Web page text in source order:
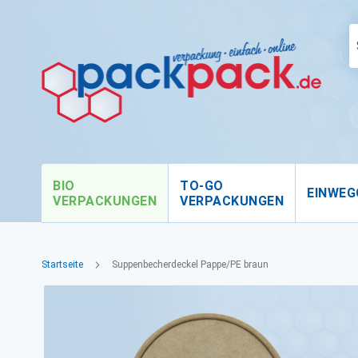
BIO
VERPACKUNGEN
TO-GO
VERPACKUNGEN
Startseite Suppenbecherdeckel Pappe/PE braun